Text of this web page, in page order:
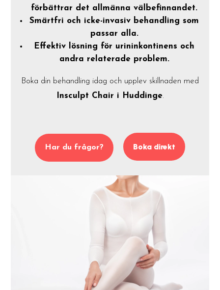
förbättrar det allmänna välbefinnandet.
Smärtfri och icke-invasiv behandling som
passar alla.
Effektiv lösning för urininkontinens och
andra relaterade problem.
Boka din behandling idag och upplev skillnaden med
Insculpt Chair i Huddinge.
Har du frågor? Boka direkt